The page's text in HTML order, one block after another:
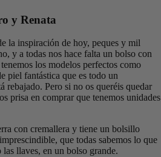
y Renata
la inspiración de hoy, peques y mil
y a todas nos hace falta un bolso con
los modelos perfectos como
piel fantástica que es todo un
rebajado. Pero si no os queréis quedar
prisa en comprar que tenemos unidades
con cremallera y tiene un bolsillo
que todas sabemos lo que
llaves, en un bolso grande.